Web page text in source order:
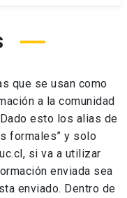
que se usan como
a la comunidad
esto los alias de
formales” y solo
, si va a utilizar
enviada sea
enviado. Dentro de